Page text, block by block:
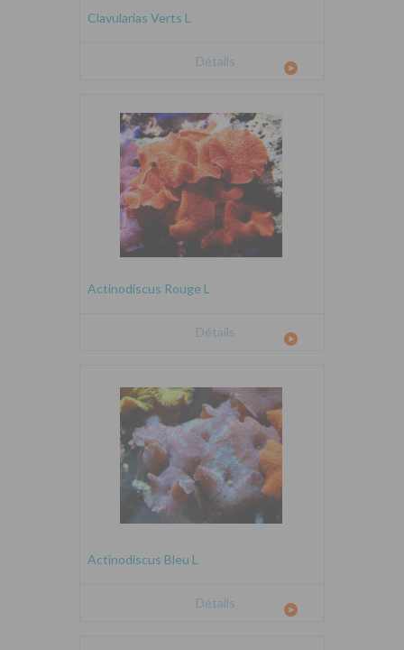
Clavularias Verts L
Détails
Actinodiscus Rouge L
Détails
Actinodiscus Bleu L
Détails